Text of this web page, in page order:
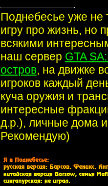
Поднебесье уже не
игру про жизнь, но
всякими
наш сервер GTA
остров, на движке
игроков каждый
куча оружия и
интересные
д.р.), личные дома
Рекомендую)